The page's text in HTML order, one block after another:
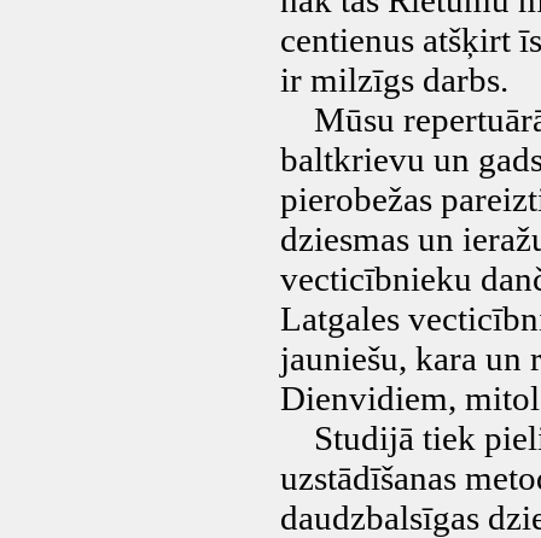
centienus atšķirt
ir milzīgs darbs.
Mūsu
baltkrievu un
pierobežas
dziesmas un
vecticībnieku
Latgales
jauniešu, kara un
Dienvidiem,
Studijā tiek
uzstādīšanas
daudzbalsīgas